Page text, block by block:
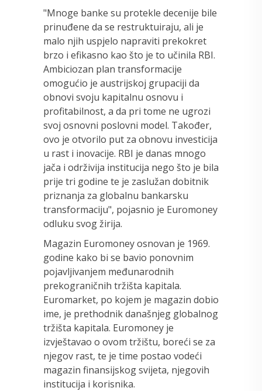
"Mnoge banke su protekle decenije bile
prinuđene da se restruktuiraju, ali je
malo njih uspjelo napraviti prekokret
brzo i efikasno kao što je to učinila RBI.
Ambiciozan plan transformacije
omogućio je austrijskoj grupaciji da
obnovi svoju kapitalnu osnovu i
profitabilnost, a da pri tome ne ugrozi
svoj osnovni poslovni model. Također,
ovo je otvorilo put za obnovu investicija
u rast i inovacije. RBI je danas mnogo
jača i održivija institucija nego što je bila
prije tri godine te je zaslužan dobitnik
priznanja za globalnu bankarsku
transformaciju", pojasnio je Euromoney
odluku svog žirija.
Magazin Euromoney osnovan je 1969.
godine kako bi se bavio ponovnim
pojavljivanjem međunarodnih
prekograničnih tržišta kapitala.
Euromarket, po kojem je magazin dobio
ime, je prethodnik današnjeg globalnog
tržišta kapitala. Euromoney je
izvještavao o ovom tržištu, boreći se za
njegov rast, te je time postao vodeći
magazin finansijskog svijeta, njegovih
institucija i korisnika.